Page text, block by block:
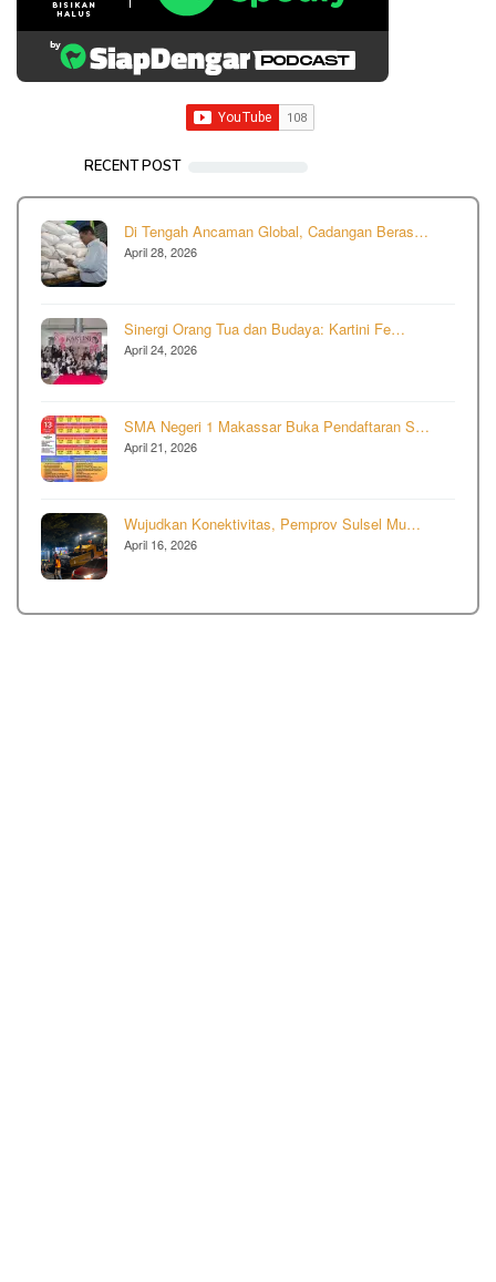
RECENT POST
Di Tengah Ancaman Global, Cadangan Beras…
April 28, 2026
Sinergi Orang Tua dan Budaya: Kartini Fe…
April 24, 2026
SMA Negeri 1 Makassar Buka Pendaftaran S…
April 21, 2026
Wujudkan Konektivitas, Pemprov Sulsel Mu…
April 16, 2026